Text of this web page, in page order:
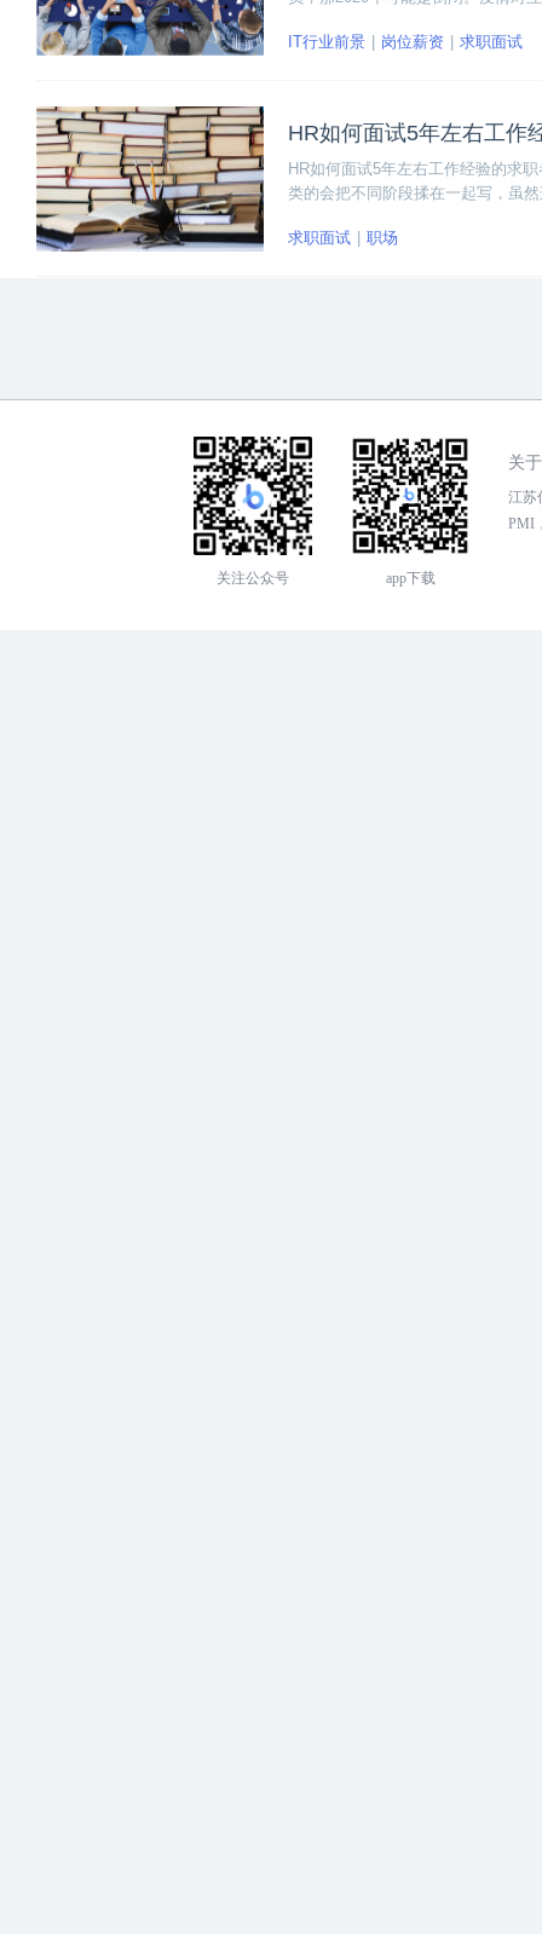
IT行业前景 岗位薪资 求职面试
HR如何面试5年左右工作
HR如何面试5年左右工作经验的求
类的会把不同阶段揉在一起写，虽
5年以上的求职者该怎么准备面试？
求职面试 职场
关注公众号 app下载
关
江苏
PMI